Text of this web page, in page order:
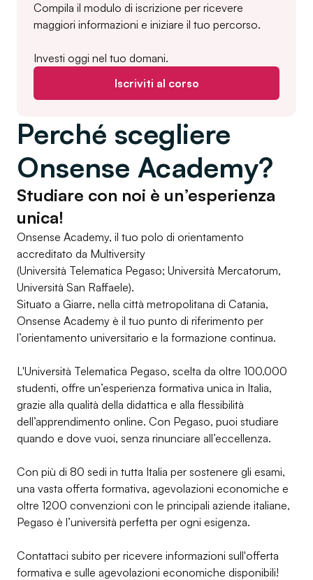
Compila il modulo di iscrizione per ricevere
maggiori informazioni e iniziare il tuo percorso.
Investi oggi nel tuo domani.
Iscriviti al corso
Perché scegliere
Onsense Academy?
Studiare con noi è un’esperienza
unica!
Onsense Academy, il tuo polo di orientamento
accreditato da Multiversity
(Università Telematica Pegaso; Università Mercatorum,
Università San Raffaele).
Situato a Giarre, nella città metropolitana di Catania,
Onsense Academy è il tuo punto di riferimento per
l’orientamento universitario e la formazione continua.
L'Università Telematica Pegaso, scelta da oltre 100.000
studenti, offre un’esperienza formativa unica in Italia,
grazie alla qualità della didattica e alla flessibilità
dell’apprendimento online. Con Pegaso, puoi studiare
quando e dove vuoi, senza rinunciare all’eccellenza.
Con più di 80 sedi in tutta Italia per sostenere gli esami,
una vasta offerta formativa, agevolazioni economiche e
oltre 1200 convenzioni con le principali aziende italiane,
Pegaso è l’università perfetta per ogni esigenza.
Contattaci subito per ricevere informazioni sull'offerta
formativa e sulle agevolazioni economiche disponibili!